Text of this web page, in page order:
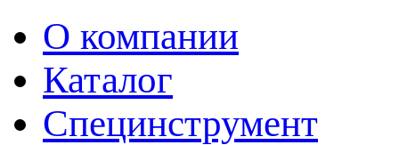
О компании
Каталог
Специнструмент